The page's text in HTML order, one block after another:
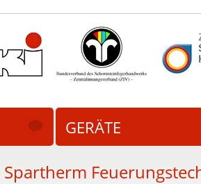
GERÄTE
Spartherm